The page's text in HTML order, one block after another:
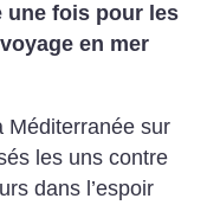
une fois pour les
en mer
Méditerranée sur
les uns contre
dans l’espoir